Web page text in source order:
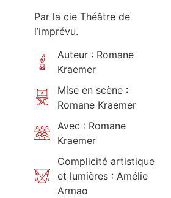
Par la cie Théâtre de
l’imprévu.
Auteur : Romane
Kraemer
Mise en scène :
Romane Kraemer
Avec : Romane
Kraemer
Complicité artistique
et lumières : Amélie
Armao